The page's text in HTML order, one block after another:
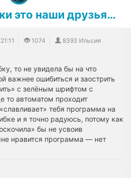
это наши друзья…
21:11 1074
8393 Ильсия
то не увидела бы на что
важнее ошибиться и заострить
с зелёным шрифтом с
то автоматом проходит
тебя программа на
и я точно радуюсь, потому как
бы не усвоив
нравится программа — нет